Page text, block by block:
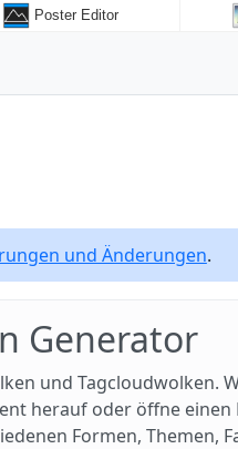
Poster Editor
und Änderungen.
Generator
und Tagcloudwolken.
herauf oder öffne
Formen,